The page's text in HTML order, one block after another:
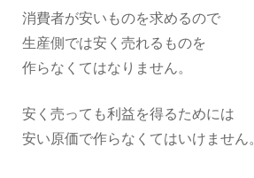
消費者が安いものを求めるので
生産側では安く売れるものを
作らなくてはなりません。
安く売っても利益を得るためには
安い原価で作らなくてはいけません。